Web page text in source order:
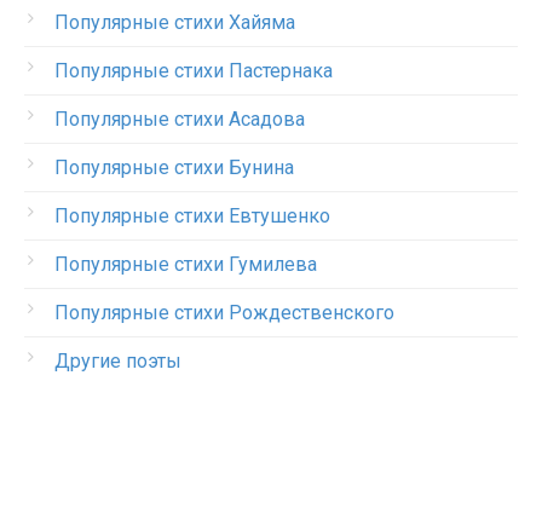
Популярные стихи Хайяма
Популярные стихи Пастернака
Популярные стихи Асадова
Популярные стихи Бунина
Популярные стихи Евтушенко
Популярные стихи Гумилева
Популярные стихи Рождественского
Другие поэты